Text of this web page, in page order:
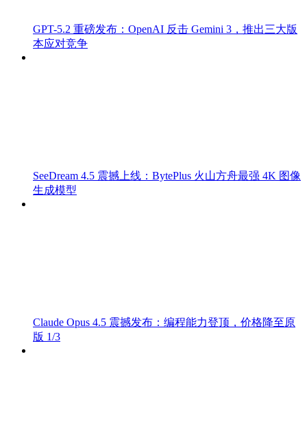
GPT-5.2 重磅发布：OpenAI 反击 Gemini 3，推出三大版
本应对竞争
SeeDream 4.5 震撼上线：BytePlus 火山方舟最强 4K 图像
生成模型
Claude Opus 4.5 震撼发布：编程能力登顶，价格降至原
版 1/3